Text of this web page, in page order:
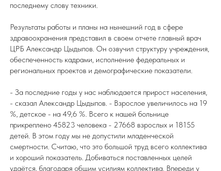
последнему слову техники.
Результаты работы и планы на нынешний год в сфере
здравоохранения представил в своем отчете главный врач
ЦРБ Александр Цыдыпов. Он озвучил структуру учреждения,
обеспеченность кадрами, исполнение федеральных и
региональных проектов и демографические показатели.
- За последние годы у нас наблюдается прирост населения,
- сказал Александр Цыдыпов. - Взрослое увеличилось на 19
%, детское - на 49,6 %. Всего к нашей больнице
прикреплено 45823 человека - 27668 взрослых и 18155
детей. В этом году мы не допустили младенческой
смертности. Считаю, что это большой труд всего коллектива
и хороший показатель. Добиваться поставленных целей
удаётся, благодаря общим усилиям коллектива. Впереди у